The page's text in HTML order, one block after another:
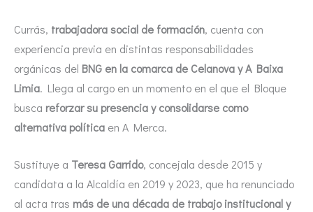
Currás, trabajadora social de formación, cuenta con
experiencia previa en distintas responsabilidades
orgánicas del BNG en la comarca de Celanova y A Baixa
Limia. Llega al cargo en un momento en el que el Bloque
busca reforzar su presencia y consolidarse como
alternativa política en A Merca.
Sustituye a Teresa Garrido, concejala desde 2015 y
candidata a la Alcaldía en 2019 y 2023, que ha renunciado
al acta tras más de una década de trabajo institucional y